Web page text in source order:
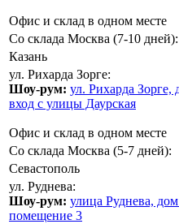
Офис и склад в одном месте
Со склада Москва (7-10 дней):
Казань
ул. Рихарда Зорге:
Шоу-рум: ул. Рихарда Зорге,
вход с улицы Даурская
Офис и склад в одном месте
Со склада Москва (5-7 дней):
Севастополь
ул. Руднева:
Шоу-рум: улица Руднева,
помещение 3